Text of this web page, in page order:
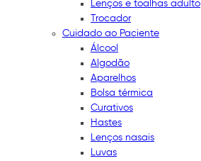
Lenços e toalhas adulto
Trocador
Cuidado ao Paciente
Álcool
Algodão
Aparelhos
Bolsa térmica
Curativos
Hastes
Lenços nasais
Luvas